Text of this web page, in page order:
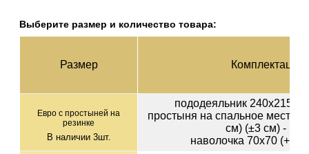
Выберите размер и количество товара:
Раз­мер Ком­плек­тация
Евро с простыней на
резинке
В наличии 3шт.
пододеяльник 240х215
простыня на спальное место
см) (±3 см) - 1шт
наволочка 70х70 (+-